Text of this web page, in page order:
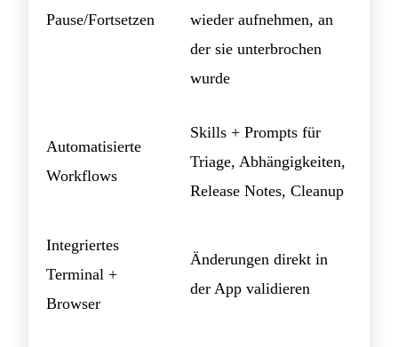
Pause/Fortsetzen
wieder aufnehmen, an
der sie unterbrochen
wurde
Automatisierte
Workflows
Skills + Prompts für
Triage, Abhängigkeiten,
Release Notes, Cleanup
Integriertes
Terminal +
Browser
Änderungen direkt in
der App validieren